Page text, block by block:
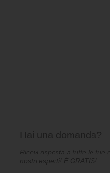
Hai una domanda?
Ricevi risposta a tutte le tue
nostri esperti! È GRATIS!